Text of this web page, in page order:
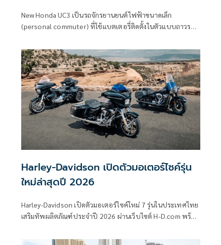
New Honda UC3 เป็นรถจักรยานยนต์ไฟฟ้าขนาดเล็ก
(personal commuter) ที่ใช้แบตเตอรี่ติดตั้งในตัวแบบถาวร
Harley-Davidson เปิดตัวมอเตอร์ไซค์รุ่น
ใหม่ล่าสุดปี 2026
Harley-Davidson เปิดตัวมอเตอร์ไซค์ใหม่ 7 รุ่นในประเทศไทย
เสริมทัพผลิตภัณฑ์ประจำปี 2026 ผ่านเว็บไซต์ H-D.com พร้อม